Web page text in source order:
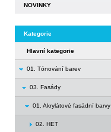
NOVINKY
Kategorie
Hlavní kategorie
01. Tónování barev
03. Fasády
01. Akrylátové fasádní barvy
02. HET